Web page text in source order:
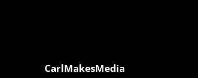
CarlMakesMedia